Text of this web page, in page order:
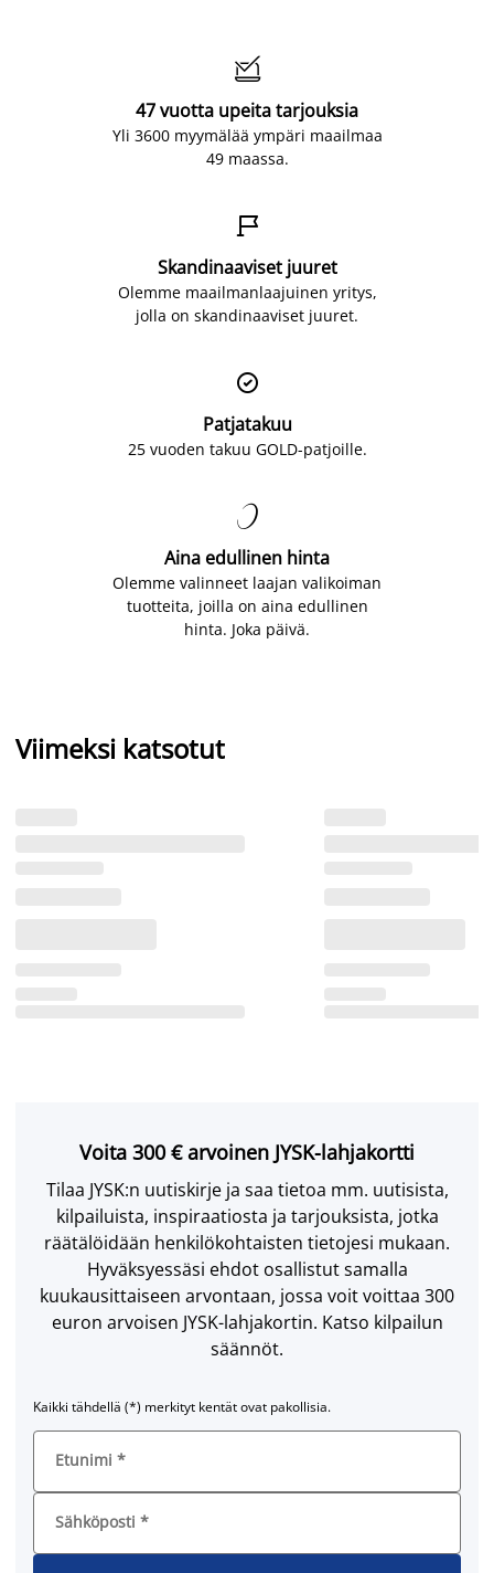

47 vuotta upeita tarjouksia
Yli 3600 myymälää ympäri maailmaa
49 maassa.

Skandinaaviset juuret
Olemme maailmanlaajuinen yritys,
jolla on skandinaaviset juuret.

Patjatakuu
25 vuoden takuu GOLD-patjoille.

Aina edullinen hinta
Olemme valinneet laajan valikoiman
tuotteita, joilla on aina edullinen
hinta. Joka päivä.
Viimeksi katsotut
Voita 300 € arvoinen JYSK-lahjakortti
Tilaa JYSK:n uutiskirje ja saa tietoa mm. uutisista,
kilpailuista, inspiraatiosta ja tarjouksista, jotka
räätälöidään henkilökohtaisten tietojesi mukaan.
Hyväksyessäsi ehdot osallistut samalla
kuukausittaiseen arvontaan, jossa voit voittaa 300
euron arvoisen JYSK-lahjakortin. Katso kilpailun
säännöt.
Kaikki tähdellä (*) merkityt kentät ovat pakollisia.
Etunimi *
Sähköposti *